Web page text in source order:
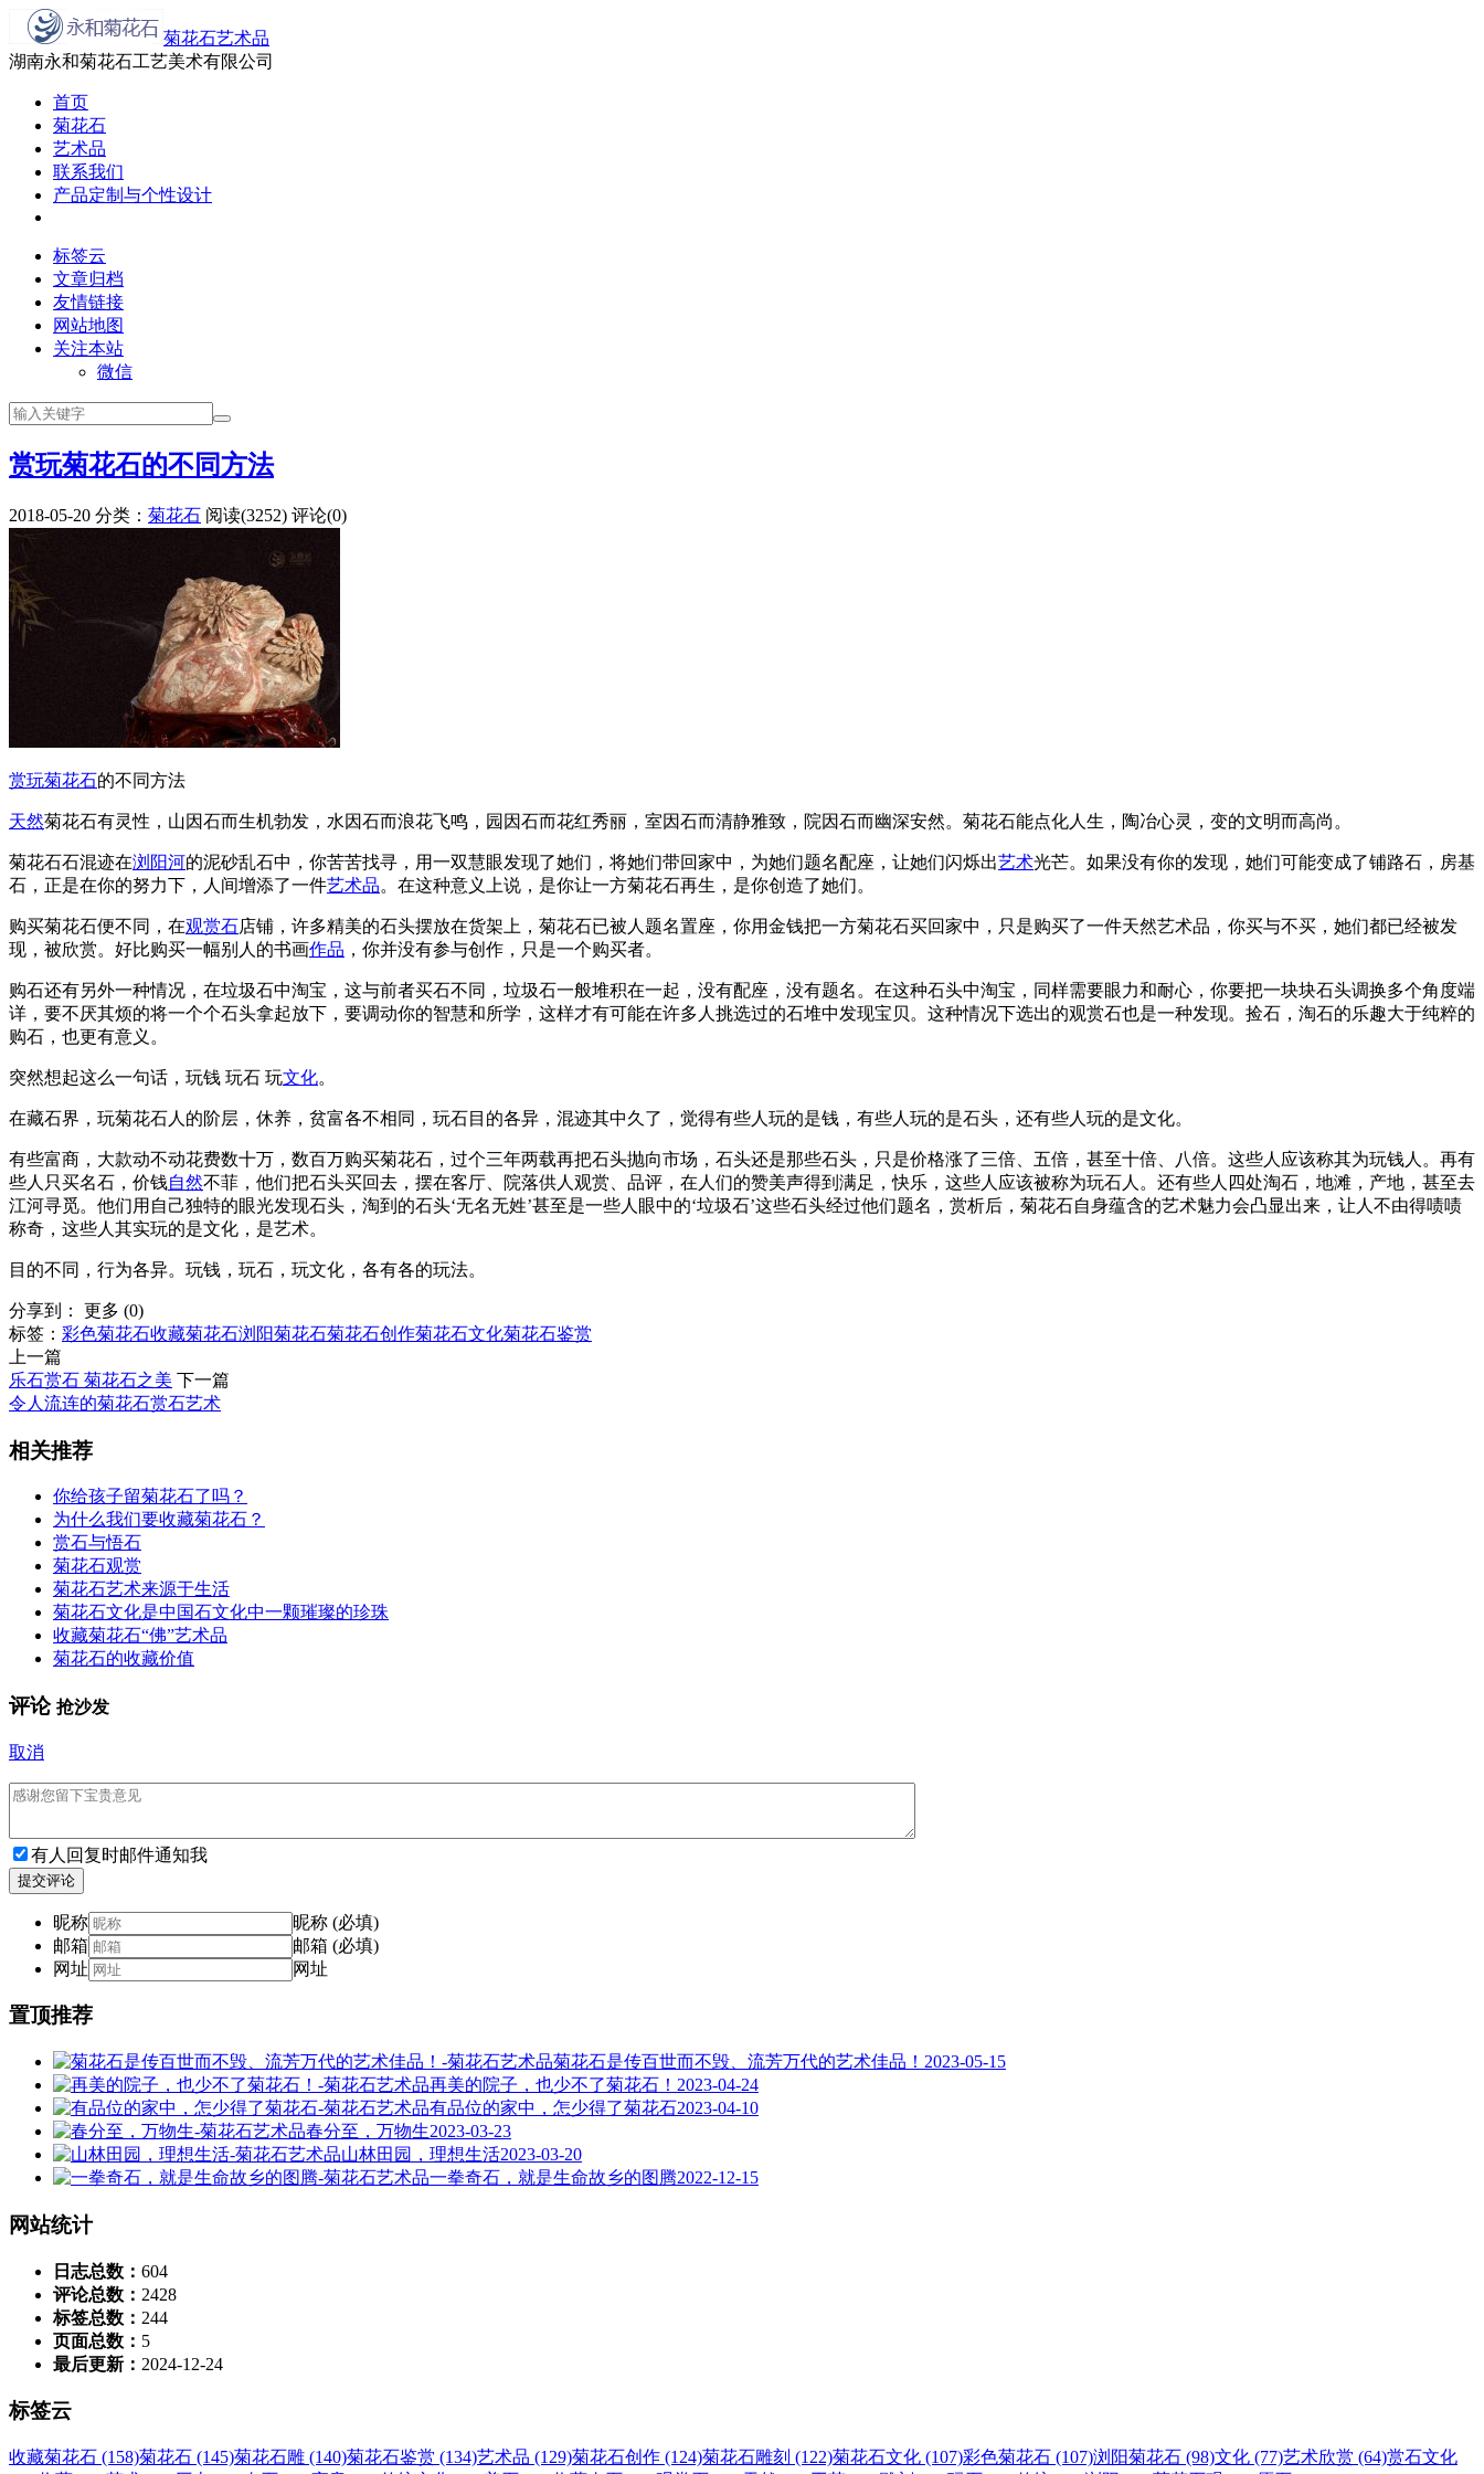
菊花石艺术品
湖南永和菊花石工艺美术有限公司
首页
菊花石
艺术品
联系我们
产品定制与个性设计
标签云
文章归档
友情链接
网站地图
关注本站
微信
赏玩菊花石的不同方法
2018-05-20 分类： 菊花石 阅读(3252) 评论(0)
赏玩菊花石的不同方法
天然菊花石有灵性，山因石而生机勃发，水因石而浪花飞鸣，园因石而花红秀丽，室因石而清静雅致，院因石而幽深安然。菊花石能点化人生，陶冶心灵，变的文明而高尚。
菊花石石混迹在浏阳河的泥砂乱石中，你苦苦找寻，用一双慧眼发现了她们，将她们带回家中，为她们题名配座，让她们闪烁出艺术光芒。如果没有你的发现，她们可能变成了铺路石，房基
石，正是在你的努力下，人间增添了一件艺术品。在这种意义上说，是你让一方菊花石再生，是你创造了她们。
购买菊花石便不同，在观赏石店铺，许多精美的石头摆放在货架上，菊花石已被人题名置座，你用金钱把一方菊花石买回家中，只是购买了一件天然艺术品，你买与不买，她们都已经被发
现，被欣赏。好比购买一幅别人的书画作品 ，你并没有参与创作，只是一个购买者。
购石还有另外一种情况，在垃圾石中淘宝，这与前者买石不同，垃圾石一般堆积在一起，没有配座，没有题名。在这种石头中淘宝，同样需要眼力和耐心，你要把一块块石头调换多个角度端
详，要不厌其烦的将一个个石头拿起放下，要调动你的智慧和所学，这样才有可能在许多人挑选过的石堆中发现宝贝。这种情况下选出的观赏石也是一种发现。捡石，淘石的乐趣大于纯粹的
购石，也更有意义。
突然想起这么一句话，玩钱 玩石 玩文化。
在藏石界，玩菊花石人的阶层，休养，贫富各不相同，玩石目的各异，混迹其中久了，觉得有些人玩的是钱，有些人玩的是石头，还有些人玩的是文化。
有些富商，大款动不动花费数十万，数百万购买菊花石，过个三年两载再把石头抛向市场，石头还是那些石头，只是价格涨了三倍、五倍，甚至十倍、八倍。这些人应该称其为玩钱人。再有
些人只买名石，价钱自然不菲，他们把石头买回去，摆在客厅、院落供人观赏、品评，在人们的赞美声得到满足，快乐，这些人应该被称为玩石人。还有些人四处淘石，地滩，产地，甚至去
江河寻觅。他们用自己独特的眼光发现石头，淘到的石头‘无名无姓’甚至是一些人眼中的‘垃圾石’这些石头经过他们题名，赏析后，菊花石自身蕴含的艺术魅力会凸显出来，让人不由得啧啧
称奇，这些人其实玩的是文化，是艺术。
目的不同，行为各异。玩钱，玩石，玩文化，各有各的玩法。
分享到： 更多 (0)
标签： 彩色菊花石收藏菊花石浏阳菊花石菊花石创作菊花石文化菊花石鉴赏
上一篇
乐石赏石 菊花石之美 下一篇
令人流连的菊花石赏石艺术
相关推荐
你给孩子留菊花石了吗？
为什么我们要收藏菊花石？
赏石与悟石
菊花石观赏
菊花石艺术来源于生活
菊花石文化是中国石文化中一颗璀璨的珍珠
收藏菊花石“佛”艺术品
菊花石的收藏价值
评论 抢沙发
取消
有人回复时邮件通知我
提交评论
昵称
昵称 (必填)
邮箱
邮箱 (必填)
网址
网址
置顶推荐
菊花石是传百世而不毁、流芳万代的艺术佳品！ 2023-05-15
再美的院子，也少不了菊花石！ 2023-04-24
有品位的家中，怎少得了菊花石2023-04-10
春分至，万物生2023-03-23
山林田园，理想生活2023-03-20
一拳奇石，就是生命故乡的图腾2022-12-15
网站统计
日志总数： 604
评论总数： 2428
标签总数： 244
页面总数： 5
最后更新： 2024-12-24
标签云
收藏菊花石 (158)菊花石 (145)菊花石雕 (140)菊花石鉴赏 (134)艺术品 (129)菊花石创作 (124)菊花石雕刻 (122)菊花石文化 (107)彩色菊花石 (107)浏阳菊花石 (98)文化 (77)艺术欣赏 (64)赏石文化